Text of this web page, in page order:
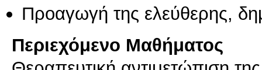
Προαγωγή της ελεύθερης,
Περιεχόμενο Μαθήματος